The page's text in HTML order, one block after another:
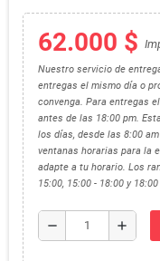
62.000 $
Nuestro servicio de
entregas el mismo día o
convenga. Para entregas
antes de las 18:00 pm.
los días, desde las 8:00
ventanas horarias para la
adapte a tu horario. Los
15:00, 15:00 - 18:00 y
remove add